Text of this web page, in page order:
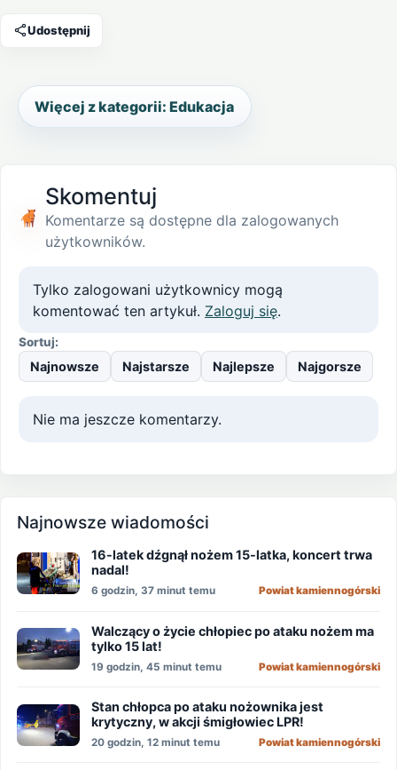
Udostępnij
Więcej z kategorii: Edukacja
Skomentuj
Komentarze są dostępne dla zalogowanych
użytkowników.
Tylko zalogowani użytkownicy mogą
komentować ten artykuł. Zaloguj się.
Sortuj:
Najnowsze Najstarsze Najlepsze Najgorsze
Nie ma jeszcze komentarzy.
Najnowsze wiadomości
16-latek dźgnął nożem 15-latka, koncert trwa
nadal!
6 godzin, 37 minut temu Powiat kamiennogórski
Walczący o życie chłopiec po ataku nożem ma
tylko 15 lat!
19 godzin, 45 minut temu Powiat kamiennogórski
Stan chłopca po ataku nożownika jest
krytyczny, w akcji śmigłowiec LPR!
20 godzin, 12 minut temu Powiat kamiennogórski